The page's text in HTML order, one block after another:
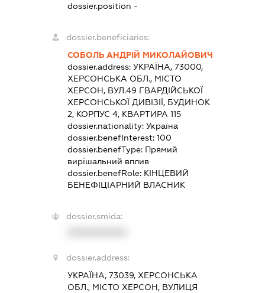
dossier.position -
dossier.beneficiaries:
СОБОЛЬ АНДРІЙ МИКОЛАЙОВИЧ
dossier.address: УКРАЇНА, 73000,
ХЕРСОНСЬКА ОБЛ., МІСТО
ХЕРСОН, ВУЛ.49 ГВАРДІЙСЬКОЇ
ХЕРСОНСЬКОЇ ДИВІЗІЇ, БУДИНОК
2, КОРПУС 4, КВАРТИРА 115
dossier.nationality: Україна
dossier.benefInterest: 100
dossier.benefType: Прямий
вирішальний вплив
dossier.benefRole: КІНЦЕВИЙ
БЕНЕФІЦІАРНИЙ ВЛАСНИК
dossier.smida:
dossier.address:
УКРАЇНА, 73039, ХЕРСОНСЬКА
ОБЛ., МІСТО ХЕРСОН, ВУЛИЦЯ